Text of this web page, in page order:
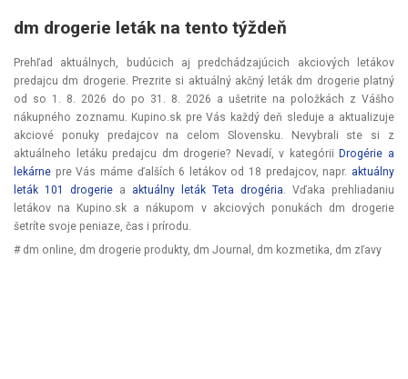
dm drogerie leták na tento týždeň
Prehľad aktuálnych, budúcich aj predchádzajúcich akciových letákov
predajcu dm drogerie. Prezrite si aktuálný akčný leták dm drogerie platný
od so 1. 8. 2026 do po 31. 8. 2026 a ušetrite na položkách z Vášho
nákupného zoznamu. Kupino.sk pre Vás každý deň sleduje a aktualizuje
akciové ponuky predajcov na celom Slovensku. Nevybrali ste si z
aktuálneho letáku predajcu dm drogerie? Nevadí, v kategórii Drogérie a
lekárne pre Vás máme ďalších 6 letákov od 18 predajcov, napr. aktuálny
leták 101 drogerie a aktuálny leták Teta drogéria. Vďaka prehliadaniu
letákov na Kupino.sk a nákupom v akciových ponukách dm drogerie
šetríte svoje peniaze, čas i prírodu.
# dm online, dm drogerie produkty, dm Journal, dm kozmetika, dm zľavy